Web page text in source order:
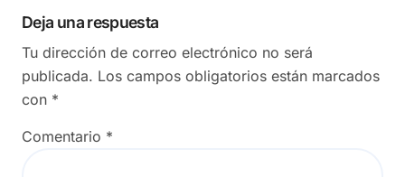
Deja una respuesta
Tu dirección de correo electrónico no será
publicada. Los campos obligatorios están marcados
con *
Comentario *